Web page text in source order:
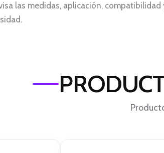
las medidas, aplicación,